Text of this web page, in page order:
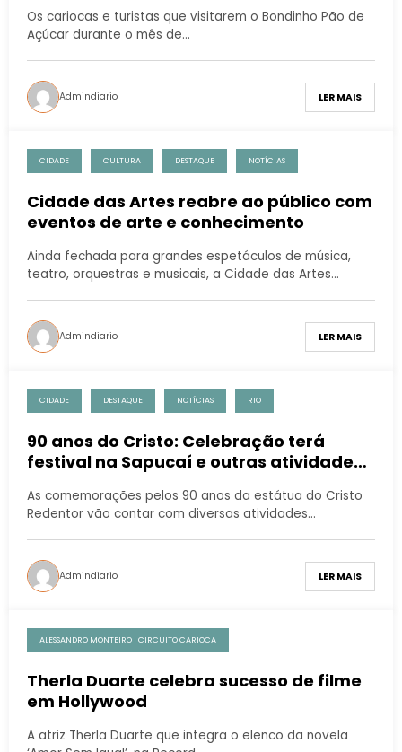
Os cariocas e turistas que visitarem o Bondinho Pão de
Açúcar durante o mês de…
Admindiario LER MAIS
CIDADE CULTURA DESTAQUE NOTÍCIAS
Cidade das Artes reabre ao público com
eventos de arte e conhecimento
Ainda fechada para grandes espetáculos de música,
teatro, orquestras e musicais, a Cidade das Artes…
Admindiario LER MAIS
CIDADE DESTAQUE NOTÍCIAS RIO
90 anos do Cristo: Celebração terá
festival na Sapucaí e outras atividades
As comemorações pelos 90 anos da estátua do Cristo
Redentor vão contar com diversas atividades…
Admindiario LER MAIS
ALESSANDRO MONTEIRO | CIRCUITO CARIOCA
Therla Duarte celebra sucesso de filme
em Hollywood
A atriz Therla Duarte que integra o elenco da novela